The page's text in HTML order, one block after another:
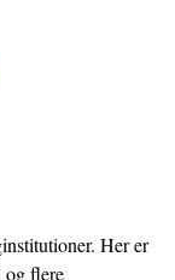
Her er
og flere